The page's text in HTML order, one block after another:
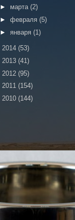
► марта (2)
► февраля (5)
► января (1)
2014 (53)
2013 (41)
2012 (95)
2011 (154)
2010 (144)